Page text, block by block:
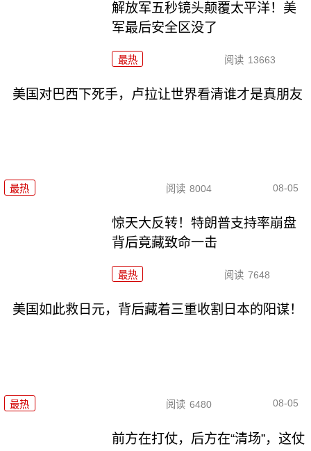
解放军五秒镜头颠覆太平洋！美
军最后安全区没了
最热 阅读 13663
美国对巴西下死手，卢拉让世界看清谁才是真朋友
最热 阅读 8004 08-05
惊天大反转！特朗普支持率崩盘
背后竟藏致命一击
最热 阅读 7648
美国如此救日元，背后藏着三重收割日本的阳谋！
最热 阅读 6480 08-05
前方在打仗，后方在“清场”，这仗